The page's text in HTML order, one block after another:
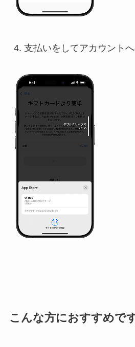
4. 支払いをしてアカウント
こんな方におすすめで